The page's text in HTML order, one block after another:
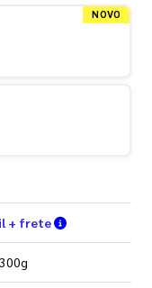
NOVO
+ frete Verifique as